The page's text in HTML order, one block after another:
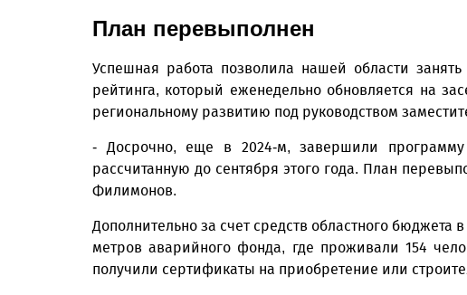
План перевыполнен
Успешная работа позволила нашей области
рейтинга, который еженедельно обновляется на
региональному развитию под руководством
- Досрочно, еще в 2024-м, завершили
рассчитанную до сентября этого года. План
Филимонов.
Дополнительно за счет средств областного бюджета
метров аварийного фонда, где проживали 154
получили сертификаты на приобретение или